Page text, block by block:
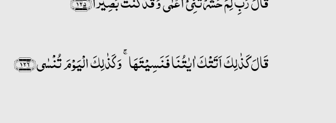
قَالَ کَذٰلِکَ اَتَتۡکَ اٰیٰتُنَا فَنَسِیۡتَہَا ۚ وَکَذٰلِکَ الۡیَوۡمَ تُنۡسٰی﴿۱۲۶﴾